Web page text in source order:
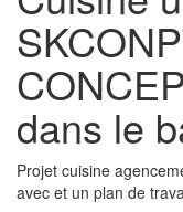
dans le
Projet cuisine
avec et un plan de